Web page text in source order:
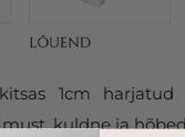
1cm harjatud
kuldne ja